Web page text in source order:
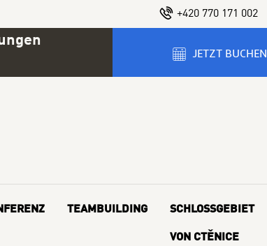
+420 770 171 002
JETZT BUCHEN
TEAMBUILDING SCHLOSSGEBIET
VON CTĚNICE